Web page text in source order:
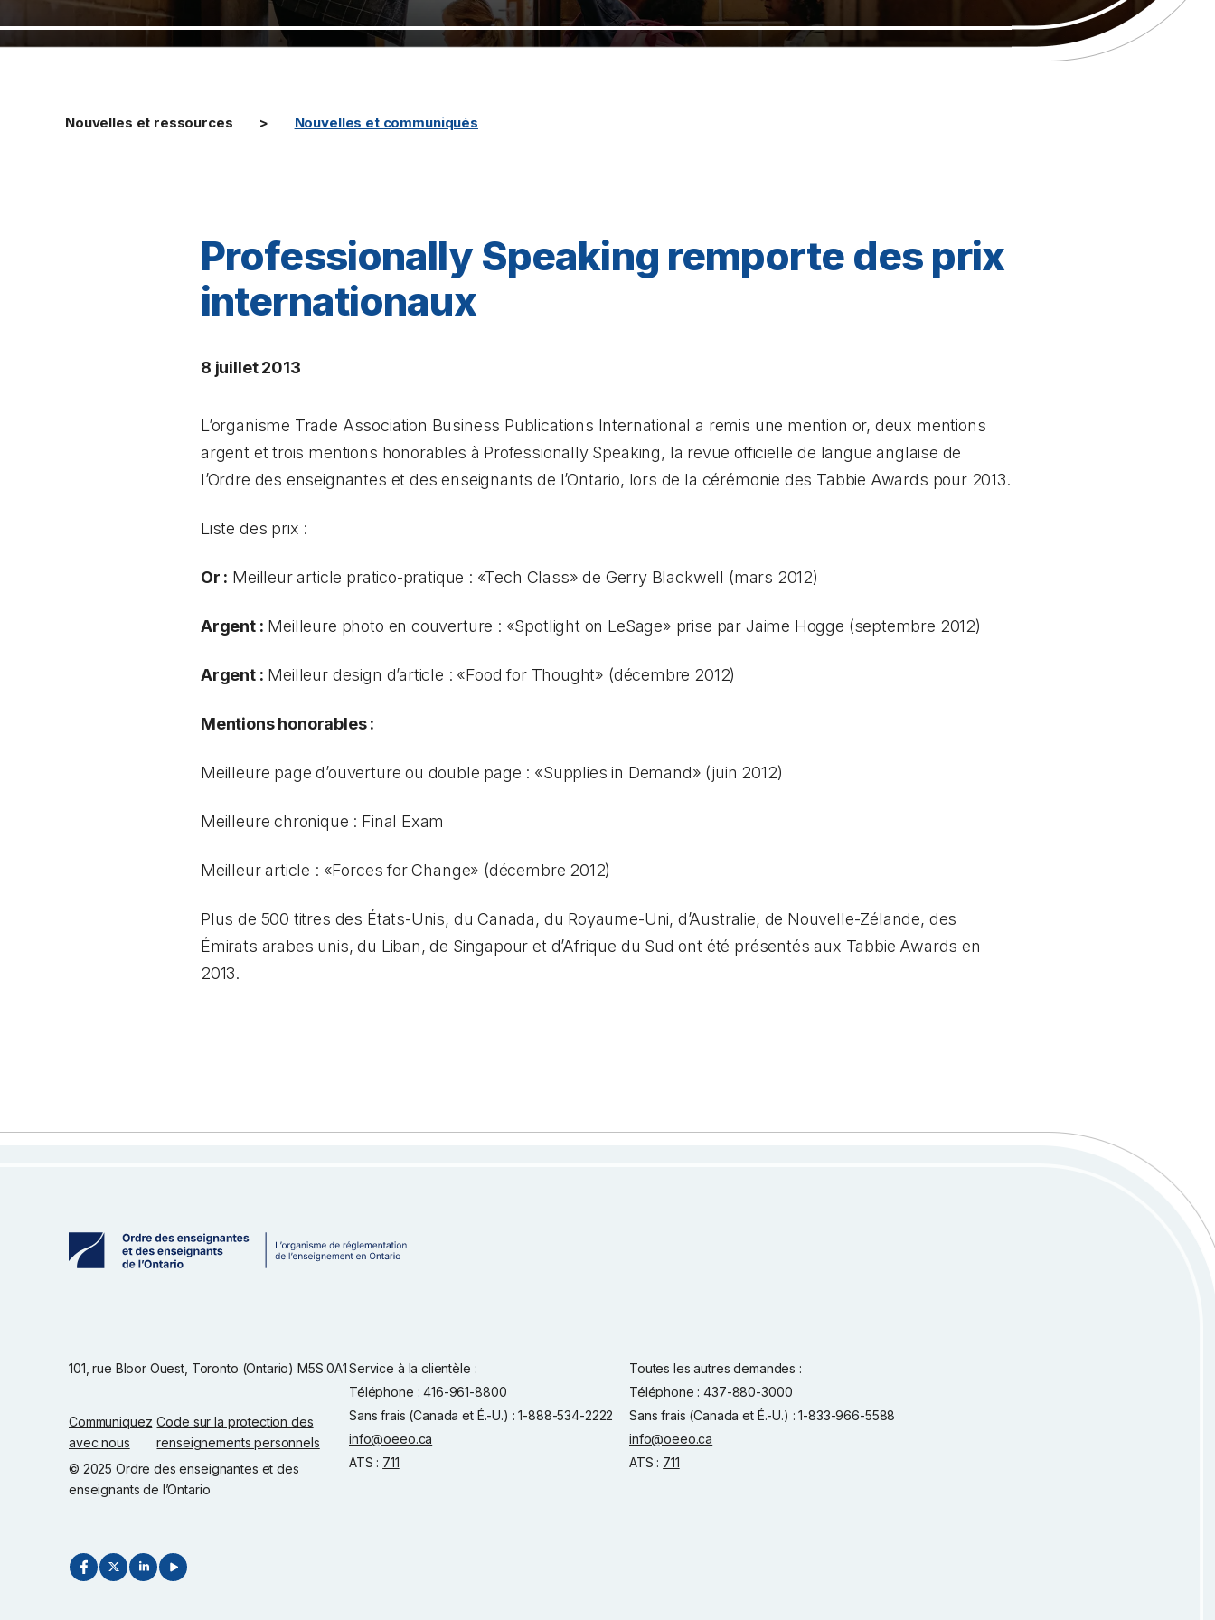
Nouvelles et ressources Nouvelles et communiqués
Professionally Speaking remporte des prix
internationaux
8 juillet 2013
L’organisme Trade Association Business Publications International a remis une mention or, deux mentions
argent et trois mentions honorables à Professionally Speaking, la revue officielle de langue anglaise de
l’Ordre des enseignantes et des enseignants de l’Ontario, lors de la cérémonie des Tabbie Awards pour 2013.
Liste des prix :
Or : Meilleur article pratico-pratique : «Tech Class» de Gerry Blackwell (mars 2012)
Argent : Meilleure photo en couverture : «Spotlight on LeSage» prise par Jaime Hogge (septembre 2012)
Argent : Meilleur design d’article : «Food for Thought» (décembre 2012)
Mentions honorables :
Meilleure page d’ouverture ou double page : «Supplies in Demand» (juin 2012)
Meilleure chronique : Final Exam
Meilleur article : «Forces for Change» (décembre 2012)
Plus de 500 titres des États-Unis, du Canada, du Royaume-Uni, d’Australie, de Nouvelle-Zélande, des
Émirats arabes unis, du Liban, de Singapour et d’Afrique du Sud ont été présentés aux Tabbie Awards en
2013.
101, rue Bloor Ouest, Toronto (Ontario) M5S 0A1
Communiquez
avec nous
Code sur la protection des
renseignements personnels
© 2025 Ordre des enseignantes et des
enseignants de l’Ontario
Service à la clientèle :
Téléphone : 416-961-8800
Sans frais (Canada et É.-U.) : 1-888-534-2222
info@oeeo.ca
ATS : 711
Toutes les autres demandes :
Téléphone : 437-880-3000
Sans frais (Canada et É.-U.) : 1-833-966-5588
info@oeeo.ca
ATS : 711